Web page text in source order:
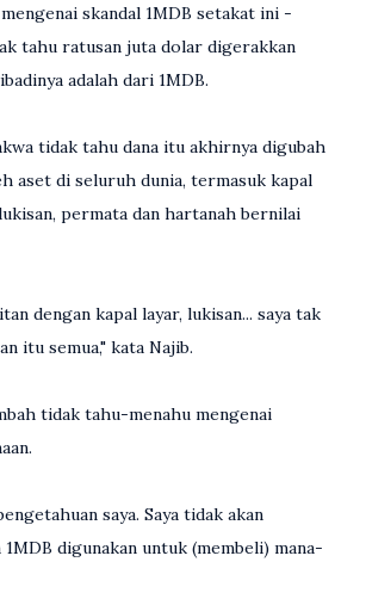
skandal 1MDB setakat ini -
tahu ratusan juta dolar digerakkan
adalah dari 1MDB.
tidak tahu dana itu akhirnya digubah
aset di seluruh dunia, termasuk kapal
permata dan hartanah bernilai
dengan kapal layar, lukisan... saya tak
itu semua," kata Najib.
tidak tahu-menahu mengenai
saya. Saya tidak akan
digunakan untuk (membeli) mana-